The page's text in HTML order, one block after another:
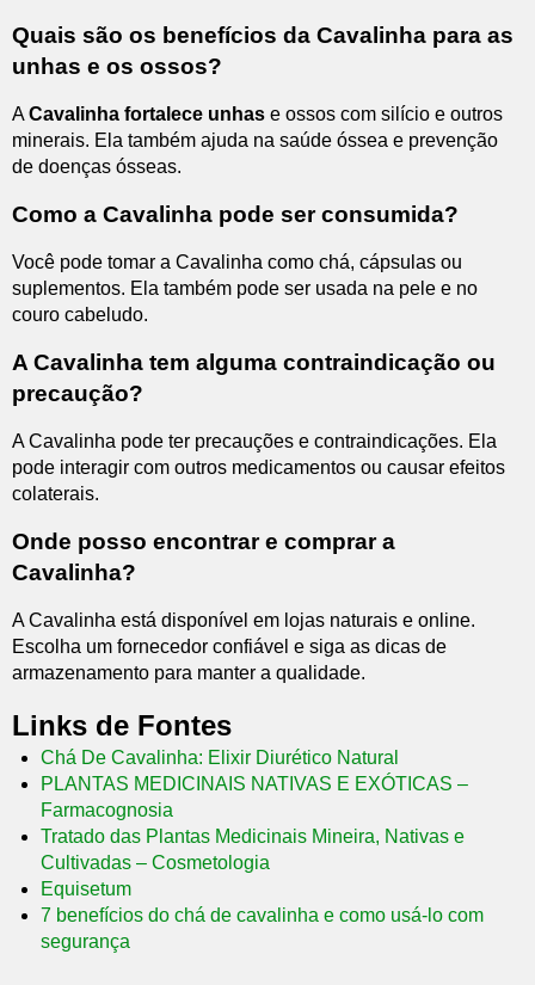
Quais são os benefícios da Cavalinha para as
unhas e os ossos?
ACavalinha fortalece unhas e ossos com silício e outros
minerais. Ela também ajuda na saúde óssea e prevenção
de doenças ósseas.
Como a Cavalinha pode ser consumida?
Você pode tomar a Cavalinha como chá, cápsulas ou
suplementos. Ela também pode ser usada na pele e no
couro cabeludo.
A Cavalinha tem alguma contraindicação ou
precaução?
A Cavalinha pode ter precauções e contraindicações. Ela
pode interagir com outros medicamentos ou causar efeitos
colaterais.
Onde posso encontrar e comprar a
Cavalinha?
A Cavalinha está disponível em lojas naturais e online.
Escolha um fornecedor confiável e siga as dicas de
armazenamento para manter a qualidade.
Links de Fontes
Chá De Cavalinha: Elixir Diurético Natural
PLANTAS MEDICINAIS NATIVAS E EXÓTICAS –
Farmacognosia
Tratado das Plantas Medicinais Mineira, Nativas e
Cultivadas – Cosmetologia
Equisetum
7 benefícios do chá de cavalinha e como usá-lo com
segurança